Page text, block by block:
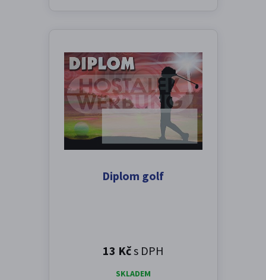
Diplom golf
13 Kčs DPH
SKLADEM